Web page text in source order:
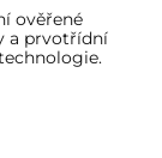
ověřené
a prvotřídní